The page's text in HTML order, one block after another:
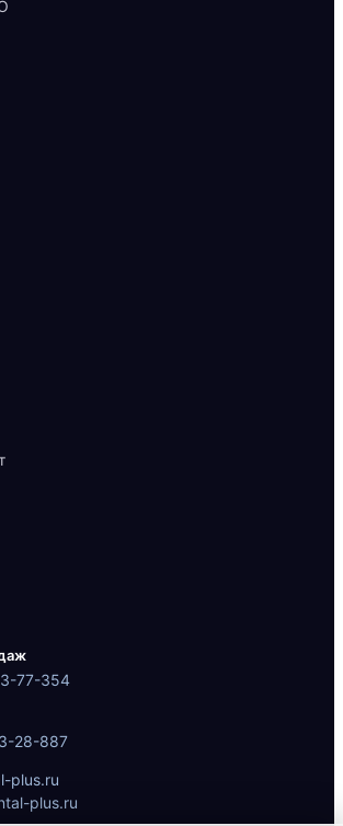
77-354
28-887
plus.ru
plus.ru